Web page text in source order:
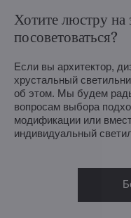
Хотите люстру на
посоветоваться?
Если вы архитектор,
хрустальный
об этом. Мы будем
вопросам выбора
модификации или
индивидуальный